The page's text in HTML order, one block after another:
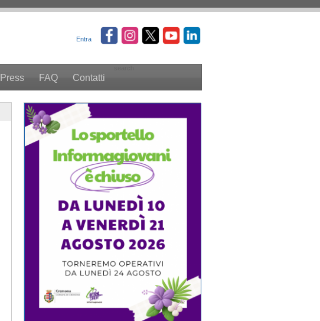
Entra
Press FAQ Contatti